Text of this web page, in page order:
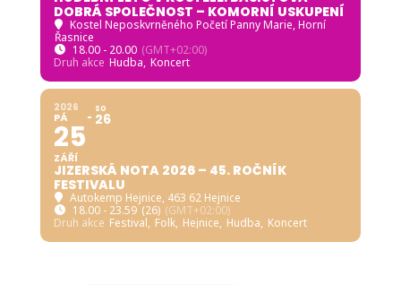
DOBRÁ SPOLEČNOST – KOMORNÍ USKUPENÍ
Kostel Neposkvrněného Početí Panny Marie, Horní
Řasnice
18.00 - 20.00 (GMT+02:00)
Druh akce Hudba, Koncert
2026
PÁ
25
ZÁŘÍ
SO
26
JIZERSKÁ NOTA 2026 – 45. ROČNÍK
FESTIVALU
Autokemp Hejnice, 463 62 Hejnice
18.00 - 23.59 (26) (GMT+02:00)
Druh akce Festival, Folk, Hejnice, Hudba, Koncert